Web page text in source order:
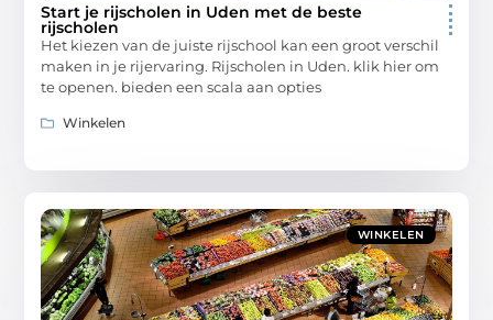
Start je rijscholen in Uden met de beste
rijscholen
Het kiezen van de juiste rijschool kan een groot verschil
maken in je rijervaring. Rijscholen in Uden. klik hier om
te openen. bieden een scala aan opties
Winkelen
WINKELEN